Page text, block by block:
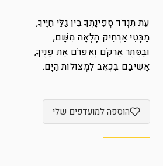
עֵת תִּנְדֹּד סְפִינָתְךָ בֵּין גַּלֵּי חַיֶּיךָ,
מַבָּטִי אַרְחִיק הָלְאָה מִשָּׁם,
וּבַסֵּתֶר אֶרְקֹם וְאֶפְרֹם אֶת פָּנֶיךָ,
אָשִׁיבַם בִּכְאֵב לִמְצוּלוֹת הַיָּם.
הוספה למועדפים שלי